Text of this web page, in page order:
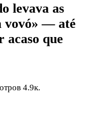
levava as
vovó» — até
acaso que
4.9к.